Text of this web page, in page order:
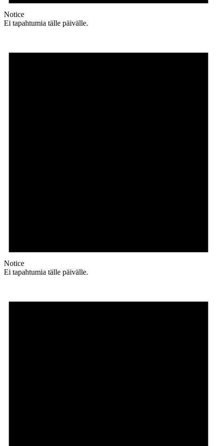
Notice
Ei tapahtumia tälle päivälle.
Notice
Ei tapahtumia tälle päivälle.